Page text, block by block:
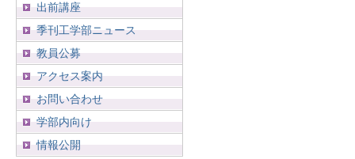
出前講座
季刊工学部ニュース
教員公募
アクセス案内
お問い合わせ
学部内向け
情報公開